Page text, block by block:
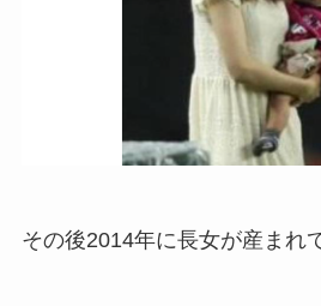
その後2014年に長女が産まれ